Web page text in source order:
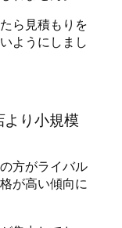
ら見積もりを
ようにしまし
り小規模
方がライバル
が高い傾向に